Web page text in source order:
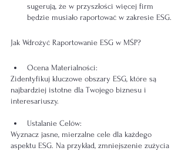
sugerują, że w przyszłości więcej firm
będzie musiało raportować w zakresie ESG.
Jak Wdrożyć Raportowanie ESG w MŚP?
Ocena Materialności:
Zidentyfikuj kluczowe obszary ESG, które są
najbardziej istotne dla Twojego biznesu i
interesariuszy.
Ustalanie Celów:
Wyznacz jasne, mierzalne cele dla każdego
aspektu ESG. Na przykład, zmniejszenie zużycia